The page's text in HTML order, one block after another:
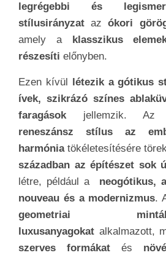
legrégebbi és
stílusirányzatazókori
amely a klasszikus
részesíti előnyben.
Ezen kívül létezik a gótikus
ívek, szikrázó színes
faragásokjellemzik. Az
reneszánsz stílus az
harmóniatökéletesítésére
században az építészet sok
létre, például a
neogótikus,
nouveau és a modernizmus.
geometriai
luxusanyagokat alkalmazott,
szerves formákat és